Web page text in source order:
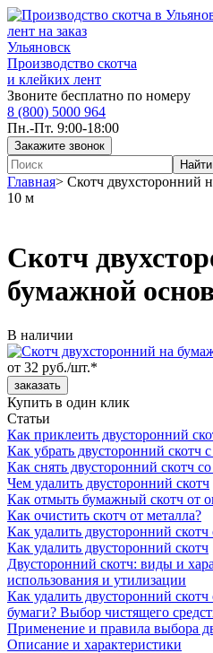
Ульяновск
Производство скотча
и клейких лент
Звоните бесплатно по номеру
8 (800) 5000 964
Пн.-Пт. 9:00-18:00
Главная> Скотч двухсторонний
10 м
Скотч
бумажной
В наличии
от 32 руб./шт.*
Купить в один клик
Статьи
Как приклеить двусторонний
Как убрать двусторонний скотч
Как снять двусторонний скотч
Чем удалить двусторонний скотч
Как отмыть бумажный скотч от
Как очистить скотч от металла?
Как удалить двусторонний
Как удалить двусторонний скотч
Двусторонний скотч: виды и
использования и утилизации
Как удалить двусторонний
бумаги? Выбор чистящего
Применение и правила выбора
Описание и характеристики